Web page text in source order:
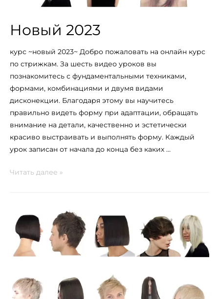
Новый 2023
курс ~новый 2023~ Добро пожаловать на онлайн курс
по стрижкам. За шесть видео уроков вы
познакомитесь с фундаментальными техниками,
формами, комбинациями и двумя видами
дисконекции. Благодаря этому вы научитесь
правильно видеть форму при адаптации, обращать
внимание на детали, качественно и эстетически
красиво выстраивать и выполнять форму. Каждый
урок записан от начала до конца без каких …
Читать далее »